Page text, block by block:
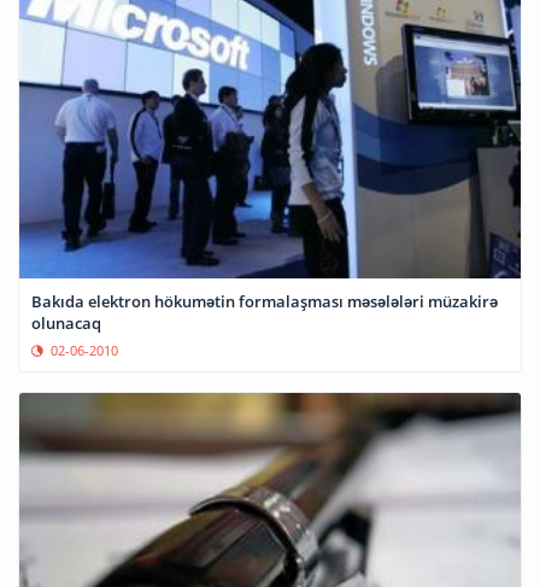
Bakıda elektron hökumətin formalaşması məsələləri müzakirə
olunacaq
02-06-2010